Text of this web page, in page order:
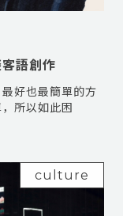
語創作
好也最簡單的方
所以如此困
culture